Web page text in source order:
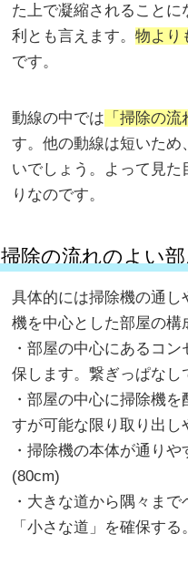
た上で凝縮されること
利とも言えます。物より
です。
動線の中では 「掃除の
す。他の動線は短いため
いでしょう。よって見
りなのです。
掃除の流れのよい
具体的には掃除機の通
機を中心とした部屋の構
・部屋の中心にあるコ
保します。繋ぎっぱなし
・部屋の中心に掃除機
すが可能な限り取り出し
・掃除機の本体が通り
(80cm)
・大きな道から隅々ま
「小さな道」を確保す